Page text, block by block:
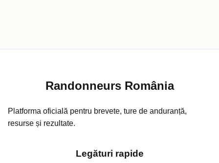
Randonneurs România
Platforma oficială pentru brevete, ture de anduranță,
resurse și rezultate.
Legături rapide